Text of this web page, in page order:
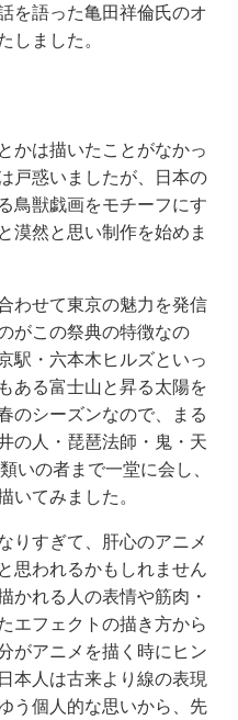
を語った亀田祥倫氏のオ
しました。
かは描いたことがなかっ
戸惑いましたが、日本の
鳥獣戯画をモチーフにす
漠然と思い制作を始めま
わせて東京の魅力を発信
がこの祭典の特徴なの
駅・六本木ヒルズといっ
ある富士山と昇る太陽を
のシーズンなので、まる
の人・琵琶法師・鬼・天
いの者まで一堂に会し、
いてみました。
りすぎて、肝心のアニメ
思われるかもしれません
かれる人の表情や筋肉・
エフェクトの描き方から
がアニメを描く時にヒン
本人は古来より線の表現
う個人的な思いから、先